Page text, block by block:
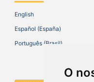
O
English
Español (España)
Português (Brasil)